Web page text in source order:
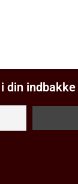
din indbakke